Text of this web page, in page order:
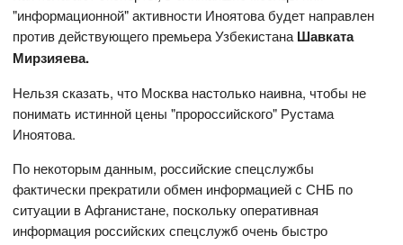
"информационной" активности Иноятова будет направлен
против действующего премьера УзбекистанаШавката
Мирзияева.
Нельзя сказать, что Москва настолько наивна, чтобы не
понимать истинной цены "пророссийского" Рустама
Иноятова.
По некоторым данным, российские спецслужбы
фактически прекратили обмен информацией с СНБ по
ситуации в Афганистане, поскольку оперативная
информация российских спецслужб очень быстро